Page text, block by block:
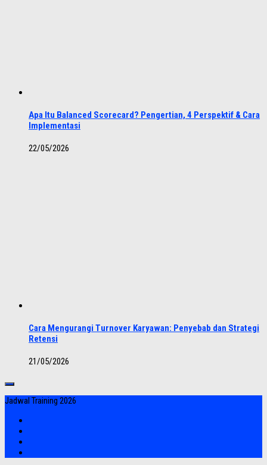
Apa Itu Balanced Scorecard? Pengertian, 4 Perspektif & Cara
Implementasi
22/05/2026
Cara Mengurangi Turnover Karyawan: Penyebab dan Strategi
Retensi
21/05/2026
Jadwal Training 2026